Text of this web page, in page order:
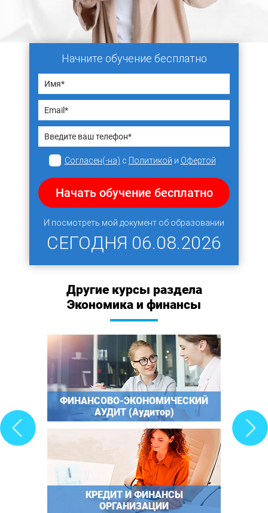
Начните обучение бесплатно
Согласен(-на) с Политикой и Офертой
Начать обучение бесплатно
И посмотреть мой документ об образовании
СЕГОДНЯ 06.08.2026
Другие курсы раздела
Экономика и финансы
ФИНАНСОВО-ЭКОНОМИЧЕСКИЙ
АУДИТ (Аудитор)
КРЕДИТ И ФИНАНСЫ
ОРГАНИЗАЦИИ